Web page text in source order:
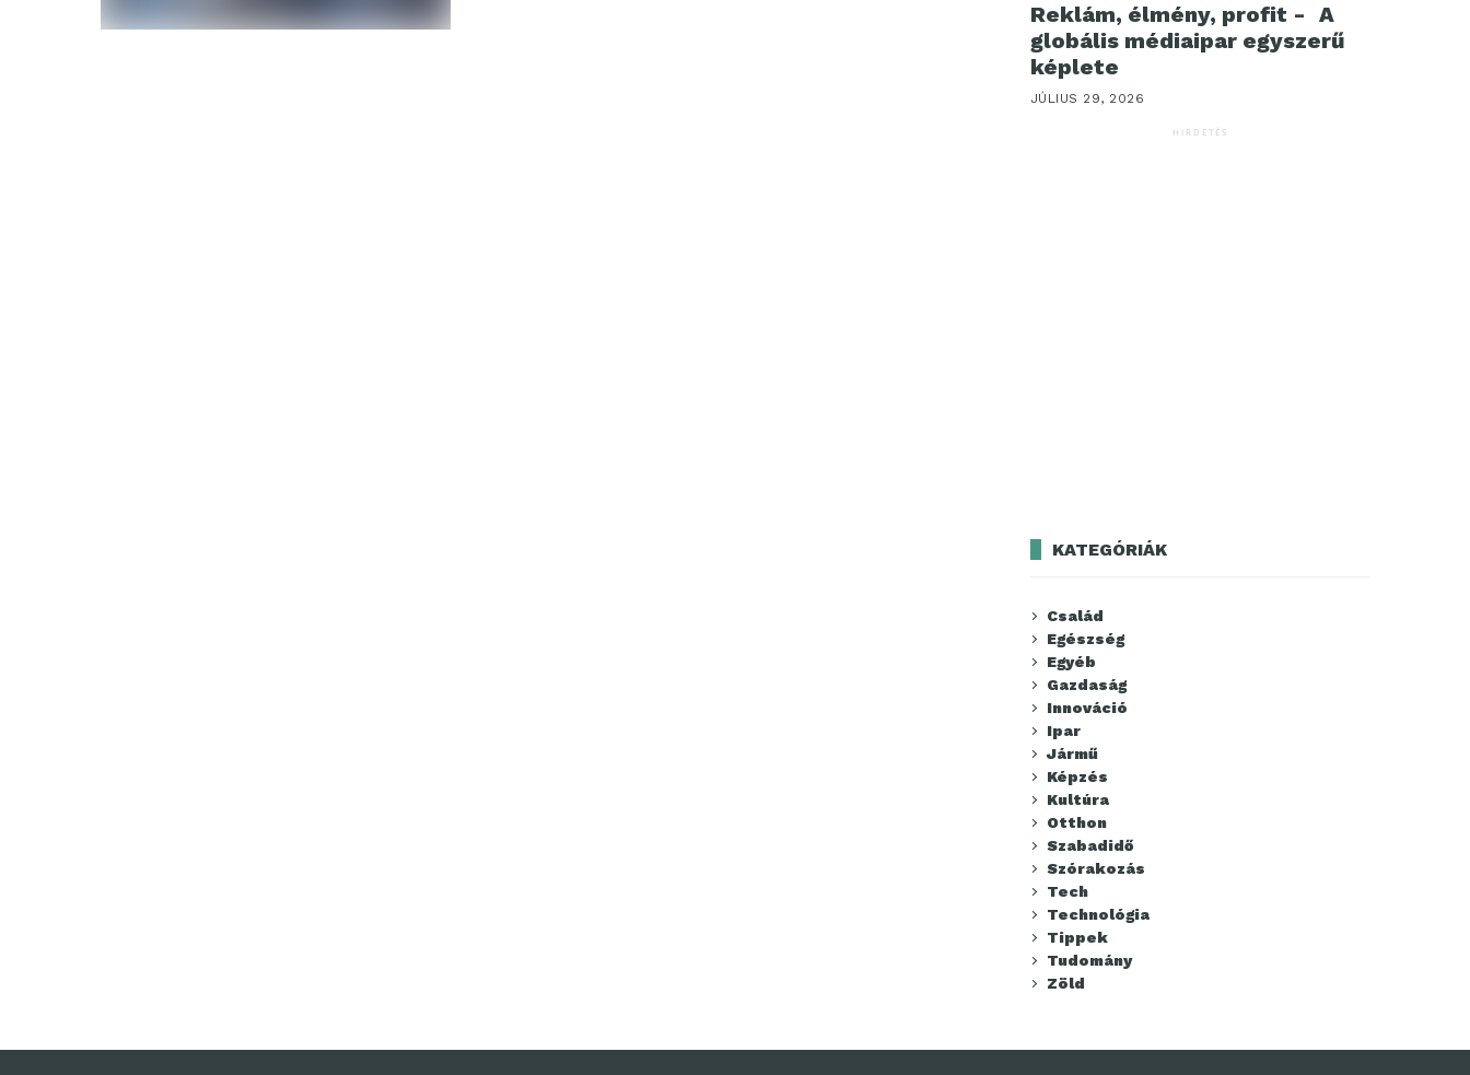
Reklám, élmény, profit - A
globális médiaipar egyszerű
képlete
JÚLIUS 29, 2026
HIRDETÉS
KATEGÓRIÁK
Család
Egészség
Egyéb
Gazdaság
Innováció
Ipar
Jármű
Képzés
Kultúra
Otthon
Szabadidő
Szórakozás
Tech
Technológia
Tippek
Tudomány
Zöld